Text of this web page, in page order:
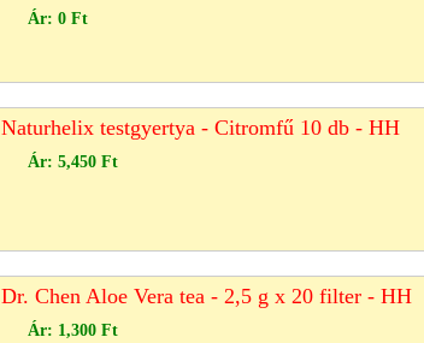
Ár: 0 Ft
Naturhelix testgyertya - Citromfű 10 db - HH
Ár: 5,450 Ft
Dr. Chen Aloe Vera tea - 2,5 g x 20 filter - HH
Ár: 1,300 Ft